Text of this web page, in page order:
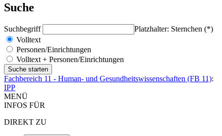
Suche
Suchbegriff
Platzhalter: Sternchen (*)
Volltext
Personen/Einrichtungen
Volltext + Personen/Einrichtungen
Fachbereich 11 - Human- und Gesundheitswissenschaften (FB 11):
IPP
MENÜ
INFOS FÜR
DIREKT ZU